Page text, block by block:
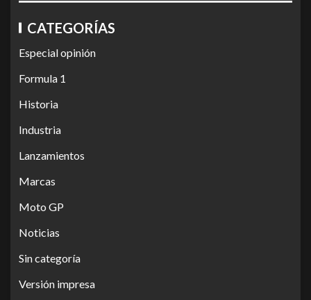
CATEGORÍAS
Especial opinión
Formula 1
Historia
Industria
Lanzamientos
Marcas
Moto GP
Noticias
Sin categoría
Versión impresa